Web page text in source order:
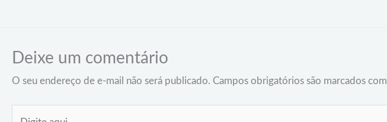
Deixe um comentário
O seu endereço de e-mail não será publicado. Campos obrigatórios são marcados com